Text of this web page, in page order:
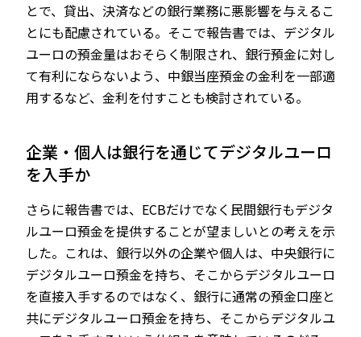
とで、貸出、決済などの銀行業務に悪影響を与えるこ
とにも配慮されている。そこで報告書では、デジタル
ユーロの預金量はおそらく制限され、銀行預金に対し
て有利にならないよう、中銀当座預金の金利を一部適
用するなど、金利を付すことも検討されている。
企業・個人は銀行を通じてデジタルユーロ
を入手か
さらに報告書では、ECBだけでなく民間銀行もデジタ
ルユーロ預金を提供することが望ましいとの考えを示
した。これは、銀行以外の企業や個人は、中央銀行に
デジタルユーロ預金を持ち、そこからデジタルユーロ
を直接入手するのではなく、銀行に通常の預金口座と
共にデジタルユーロ預金を持ち、そこからデジタルユ